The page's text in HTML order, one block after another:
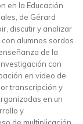
en la Educación
de Gérard
discutir y analizar
alumnos sordos
de la
con
en video de
transcripción y
en un
y